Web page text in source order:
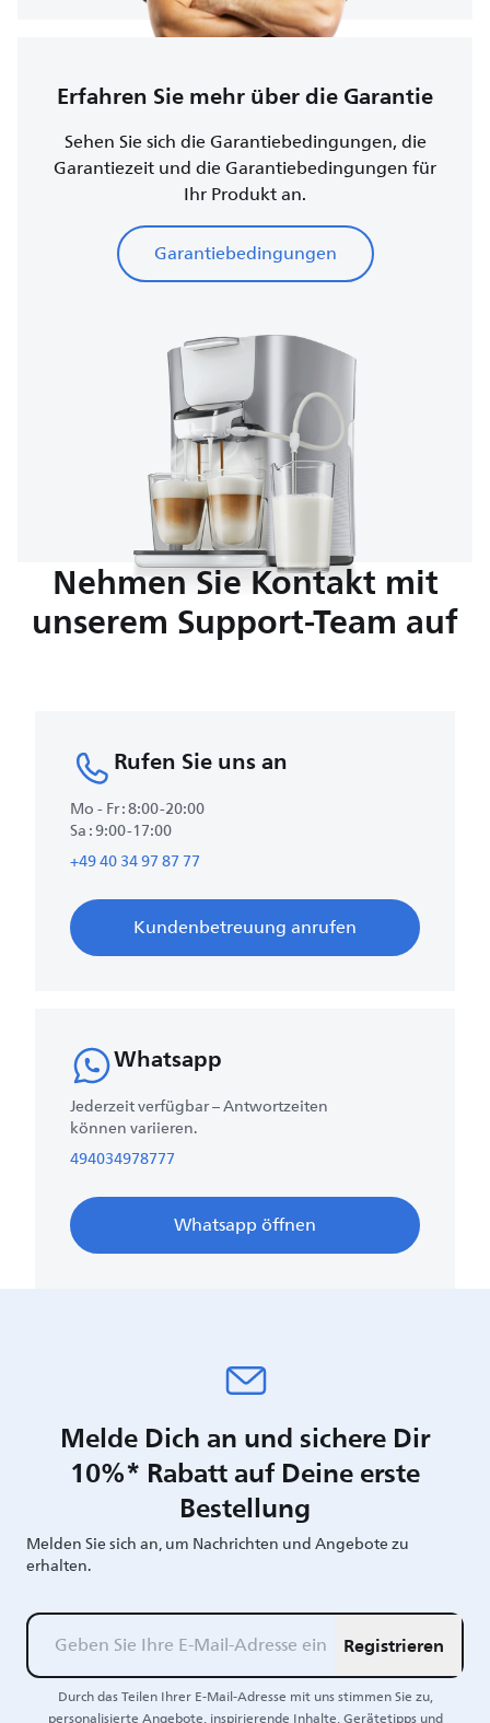
Erfahren Sie mehr über die Garantie
Sehen Sie sich die Garantiebedingungen, die
Garantiezeit und die Garantiebedingungen für
Ihr Produkt an.
Garantiebedingungen
Nehmen Sie Kontakt mit
unserem Support-Team auf
Rufen Sie uns an
Mo - Fr : 8:00-20:00
Sa : 9:00-17:00
+49 40 34 97 87 77
Kundenbetreuung anrufen
Whatsapp
Jederzeit verfügbar – Antwortzeiten
können variieren.
494034978777
Whatsapp öffnen
Melde Dich an und sichere Dir
10%* Rabatt auf Deine erste
Bestellung
Melden Sie sich an, um Nachrichten und Angebote zu
erhalten.
Registrieren
Durch das Teilen Ihrer E-Mail-Adresse mit uns stimmen Sie zu,